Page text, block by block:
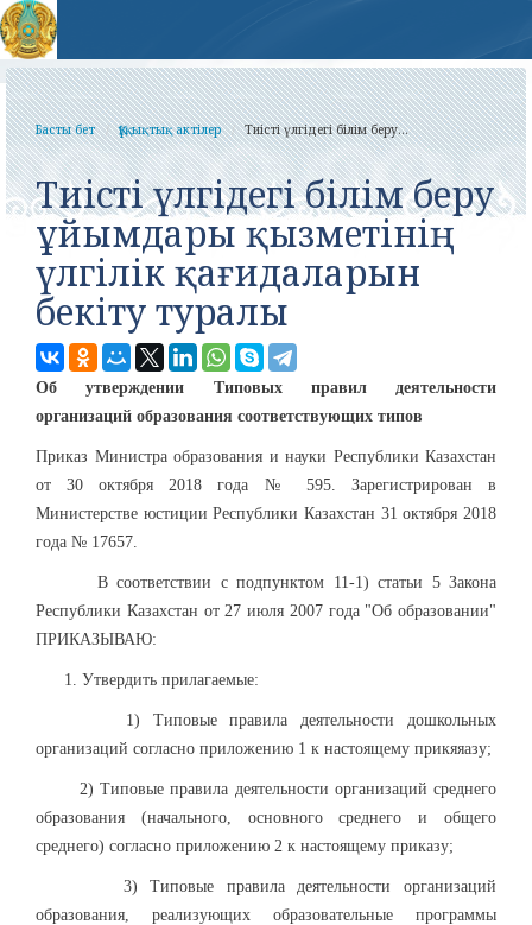
Басты бет Құқықтық актілер Тиісті үлгідегі білім беру...
Тиісті үлгідегі білім беру
ұйымдары қызметінің
үлгілік қағидаларын
бекіту туралы
Об утверждении Типовых правил деятельности
организаций образования соответствующих типов
Приказ Министра образования и науки Республики Казахстан
от 30 октября 2018 года № 595. Зарегистрирован в
Министерстве юстиции Республики Казахстан 31 октября 2018
года № 17657.
В соответствии с подпунктом 11-1) статьи 5 Закона
Республики Казахстан от 27 июля 2007 года "Об образовании"
ПРИКАЗЫВАЮ:
1. Утвердить прилагаемые:
1) Типовые правила деятельности дошкольных
организаций согласно приложению 1 к настоящему прикяяазу;
2) Типовые правила деятельности организаций среднего
образования (начального, основного среднего и общего
среднего) согласно приложению 2 к настоящему приказу;
3) Типовые правила деятельности организаций
образования, реализующих образовательные программы